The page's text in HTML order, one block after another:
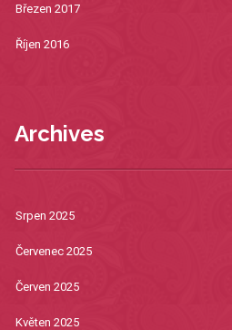
Březen 2017
Říjen 2016
Archives
Srpen 2025
Červenec 2025
Červen 2025
Květen 2025